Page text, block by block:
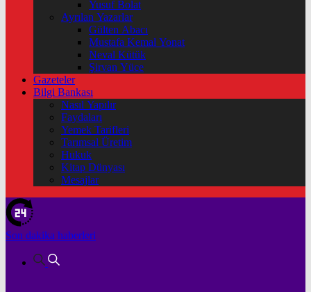
Yusuf Bolat
Ayrılan Yazarlar
Gülten Abacı
Mustafa Kemal Yonat
Neval Kütük
Şirvan Yüce
Gazeteler
Bilgi Bankası
Nasıl Yapılır
Faydaları
Yemek Tarifleri
Tarımsal Üretim
Hukuk
Kitap Dünyası
Mesajlar
Son dakika haberleri